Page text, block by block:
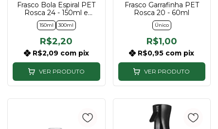
Frasco Bola Espiral PET
Rosca 24 - 150ml e
300ml
150ml 300ml
R$2,20
R$2,09 com pix
VER PRODUTO
Frasco Garrafinha PET
Rosca 20 - 60ml
Único
R$1,00
R$0,95 com pix
VER PRODUTO